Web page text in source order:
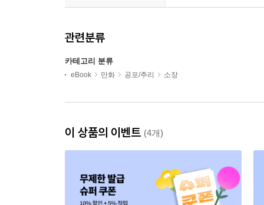
관련분류
카테고리 분류
eBook 만화 공포/추리 소장
이 상품의 이벤트 (4개)